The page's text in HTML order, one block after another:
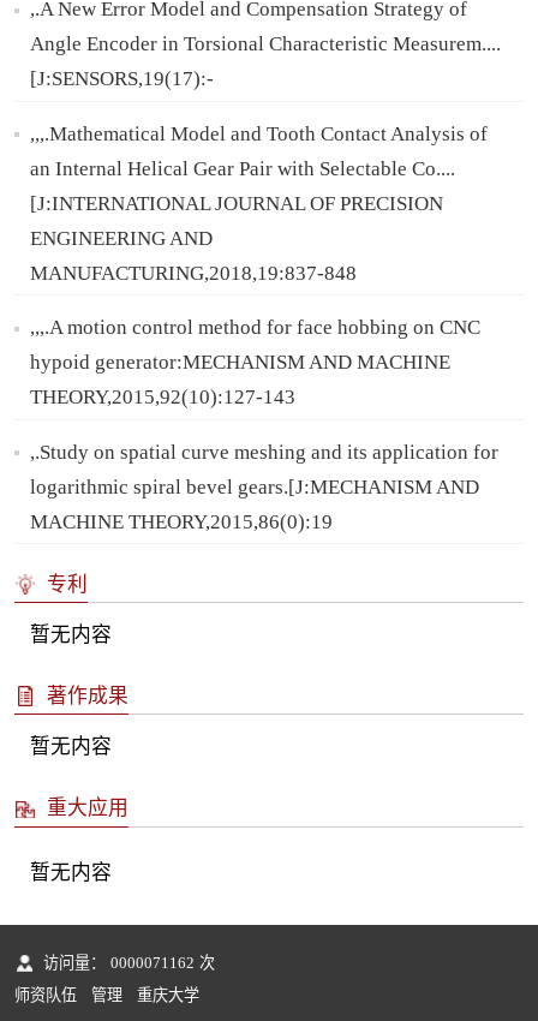
,.A New Error Model and Compensation Strategy of
Angle Encoder in Torsional Characteristic Measurem....
[J:SENSORS,19(17):-
,,,.Mathematical Model and Tooth Contact Analysis of
an Internal Helical Gear Pair with Selectable Co....
[J:INTERNATIONAL JOURNAL OF PRECISION
ENGINEERING AND
MANUFACTURING,2018,19:837-848
,,,.A motion control method for face hobbing on CNC
hypoid generator:MECHANISM AND MACHINE
THEORY,2015,92(10):127-143
,.Study on spatial curve meshing and its application for
logarithmic spiral bevel gears.[J:MECHANISM AND
MACHINE THEORY,2015,86(0):19
专利
暂无内容
著作成果
暂无内容
重大应用
暂无内容
访问量： 0000071162 次
师资队伍
管理 重庆大学